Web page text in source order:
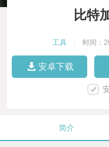
比特
工具 时间：
安卓下载
简介